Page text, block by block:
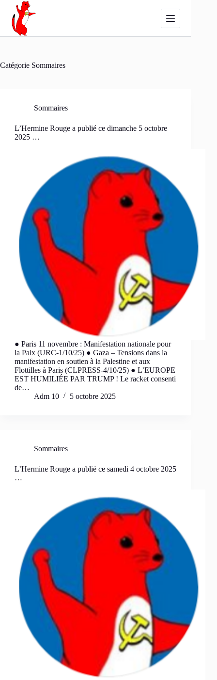
Passer
contenu
Catégorie Sommaires
Sommaires
L’Hermine Rouge a publié ce dimanche 5 octobre
2025 …
● Paris 11 novembre : Manifestation nationale pour
la Paix (URC-1/10/25) ● Gaza – Tensions dans la
manifestation en soutien à la Palestine et aux
Flottilles à Paris (CLPRESS-4/10/25) ● L’EUROPE
EST HUMILIÉE PAR TRUMP ! Le racket consenti
de…
Adm 10
5 octobre 2025
Sommaires
L’Hermine Rouge a publié ce samedi 4 octobre 2025
…